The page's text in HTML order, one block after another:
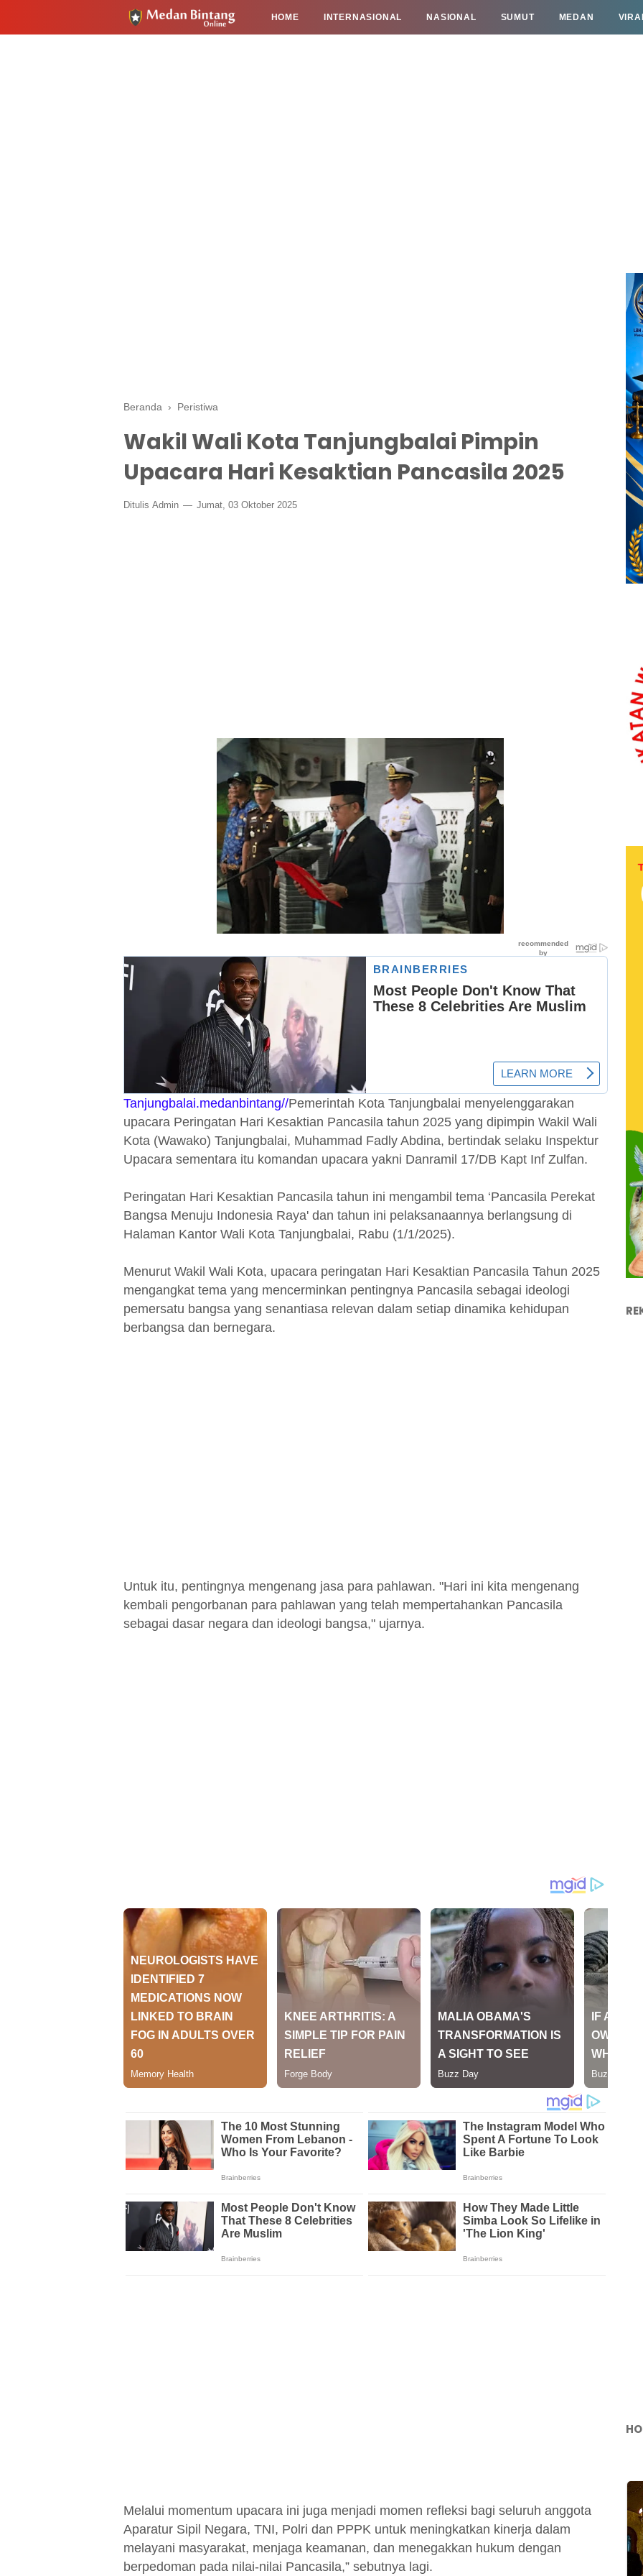
HOME INTERNASIONAL NASIONAL SUMUT MEDAN
Beranda › Peristiwa
Wakil Wali Kota Tanjungbalai Pimpin
Upacara Hari Kesaktian Pancasila 2025
Ditulis Admin Jumat, 03 Oktober 2025
Tanjungbalai.medanbintang//Pemerintah Kota Tanjungbalai menyelenggarakan
upacara Peringatan Hari Kesaktian Pancasila tahun 2025 yang dipimpin Wakil Wali
Kota (Wawako) Tanjungbalai, Muhammad Fadly Abdina, bertindak selaku Inspektur
Upacara sementara itu komandan upacara yakni Danramil 17/DB Kapt Inf Zulfan.
Peringatan Hari Kesaktian Pancasila tahun ini mengambil tema ‘Pancasila Perekat
Bangsa Menuju Indonesia Raya' dan tahun ini pelaksanaannya berlangsung di
Halaman Kantor Wali Kota Tanjungbalai, Rabu (1/1/2025).
Menurut Wakil Wali Kota, upacara peringatan Hari Kesaktian Pancasila Tahun 2025
mengangkat tema yang mencerminkan pentingnya Pancasila sebagai ideologi
pemersatu bangsa yang senantiasa relevan dalam setiap dinamika kehidupan
berbangsa dan bernegara.
Untuk itu, pentingnya mengenang jasa para pahlawan. "Hari ini kita mengenang
kembali pengorbanan para pahlawan yang telah mempertahankan Pancasila
sebagai dasar negara dan ideologi bangsa," ujarnya.
Melalui momentum upacara ini juga menjadi momen refleksi bagi seluruh anggota
Aparatur Sipil Negara, TNI, Polri dan PPPK untuk meningkatkan kinerja dalam
melayani masyarakat, menjaga keamanan, dan menegakkan hukum dengan
berpedoman pada nilai-nilai Pancasila,” sebutnya lagi.